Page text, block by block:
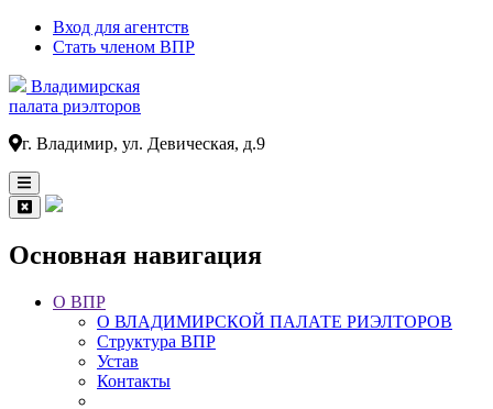
Вход для агентств
Стать членом ВПР
Владимирская
палата риэлторов
г. Владимир, ул. Девическая, д.9
Основная навигация
О ВПР
О ВЛАДИМИРСКОЙ ПАЛАТЕ РИЭЛТОРОВ
Структура ВПР
Устав
Контакты